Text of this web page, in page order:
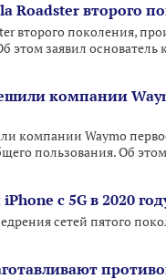
Roadster второго
второго поколения,
этом заявил
компании
компании Waymo
пользования. Об
с 5G в 2020
сетей пятого